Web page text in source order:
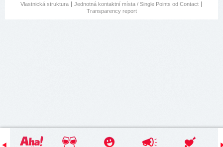
Vlastnická struktura
Jednotná kontaktní místa / Single Points od Contact
Transparency report